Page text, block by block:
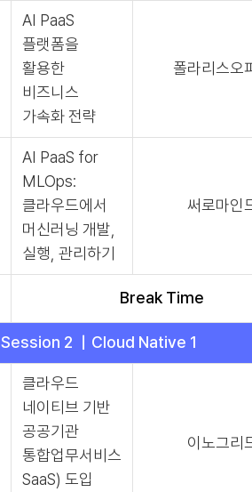
AI PaaS
플랫폼을
활용한
비즈니스
가속화 전략
폴라리스오
AI PaaS for
MLOps:
클라우드에서
머신러닝 개발,
실행, 관리하기
써로마인
Break Time
Session 2 ｜Cloud Native 1
클라우드
네이티브 기반
공공기관
통합업무서비스
SaaS) 도입
이노그리